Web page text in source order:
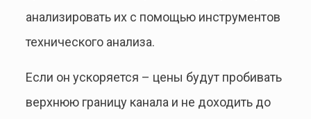
анализировать их с помощью инструментов
технического анализа.
Если он ускоряется – цены будут пробивать
верхнюю границу канала и не доходить до